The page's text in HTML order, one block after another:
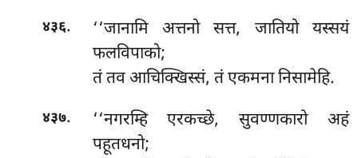
४३६.
‘‘जानामि अत्तनो सत्त, जातियो यस्सयं
फलविपाको;
तं तव आचिक्खिस्सं, तं एकमना निसामेहि.
४३७.
‘‘नगरम्हि एरकच्छे, सुवण्णकारो अहं
पहूतधनो;